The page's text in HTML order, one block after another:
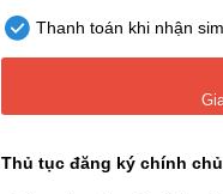
Thanh toán khi nhận sim
Thủ tục đăng ký chính